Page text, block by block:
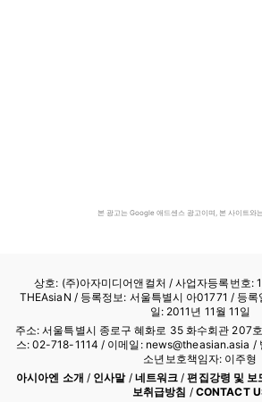
본 광고는 Google 애드센스 광고이며, 본 사이트와
상호: (주)아자미디어앤컬처 /사업자등록번호:
THEAsiaN / 등록정보: 서울특별시 아01771 / 등
일: 2011년 11월 11일
주소: 서울특별시 종로구 혜화로 35 화수회관 207
스: 02-718-1114 / 이메일: news@theasian.asia /
소년보호책임자: 이주형
아시아엔 소개 / 인사말/ 네트워크 /편집강령 및 보
보취급방침 / CONTACT